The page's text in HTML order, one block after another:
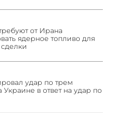
от Ирана
ядерное топливо для
удар по трем
Украине в ответ на удар по